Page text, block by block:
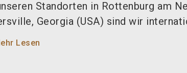
Standorten in Rottenburg am
Georgia (USA) sind wir
Lesen